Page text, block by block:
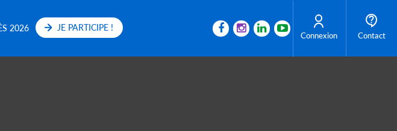
2026 JE PARTICIPE !
Connexion Contact